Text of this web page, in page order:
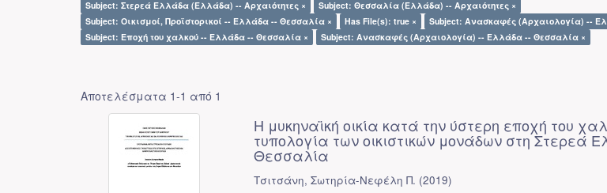
Subject: Στερεά Ελλάδα (Ελλάδα) -- Αρχαιότητες ×
Subject: Θεσσαλία (Ελλάδα) -- Αρχαιότητες ×
Subject: Οικισμοί, Προϊστορικοί -- Ελλάδα -- Θεσσαλία ×
Has File(s): true ×
Subject: Ανασκαφές (Αρχαιολογία) --
Subject: Εποχή του χαλκού -- Ελλάδα -- Θεσσαλία ×
Subject: Ανασκαφές (Αρχαιολογία) -- Ελλάδα -- Θεσσαλία ×
Αποτελέσματα 1-1 από 1
Η μυκηναϊκή οικία κατά την ύστερη εποχή του
τυπολογία των οικιστικών μονάδων στη Στερεά
Θεσσαλία
Τσιτσάνη, Σωτηρία-Νεφέλη Π. (2019)